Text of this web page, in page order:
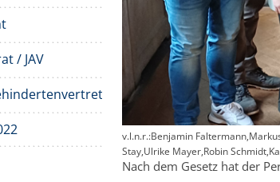
/ JAV
v.l.n.r.:Benjamin
Stay,Ulrike Mayer,Robin
Nach dem Gesetz hat der